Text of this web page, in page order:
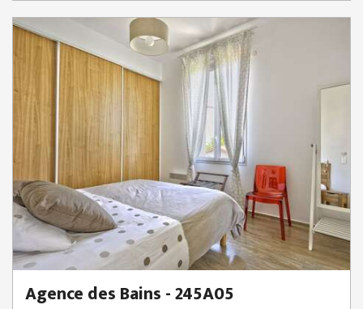
Agence des Bains - 245A05